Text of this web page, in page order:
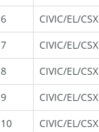
6
CIVIC/EL/CSX
7
CIVIC/EL/CSX
8
CIVIC/EL/CSX
9
CIVIC/EL/CSX
10
CIVIC/EL/CSX